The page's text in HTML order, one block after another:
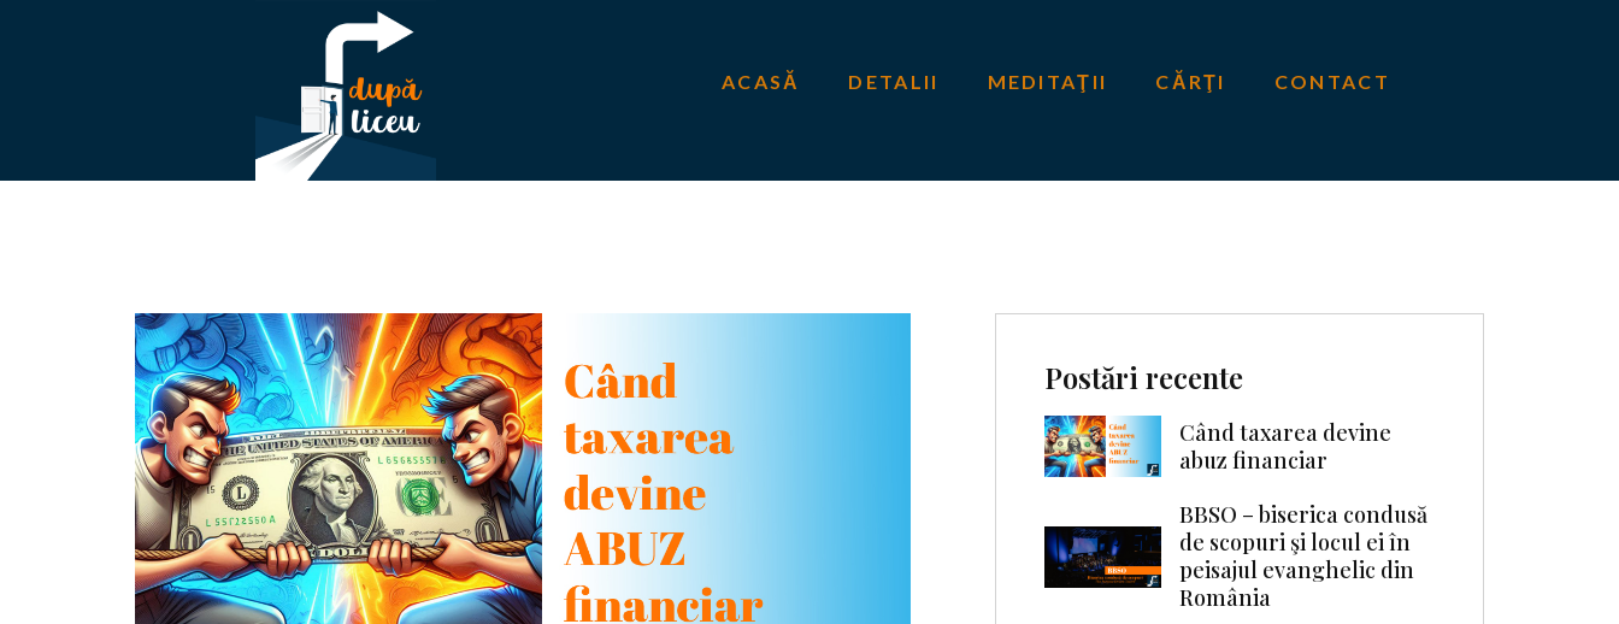
ACASĂ DETALII MEDITAŢII CĂRŢI CONTACT
Postări recente
Când taxarea devine
abuz financiar
BBSO – biserica condusă
de scopuri şi locul ei în
peisajul evanghelic din
România